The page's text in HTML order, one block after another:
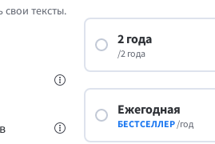
Thunderbird
Карьера Справка
свои тексты.
2 года
/2 года
Ежегодная
БЕСТСЕЛЛЕР /год